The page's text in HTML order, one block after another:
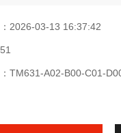
2026-03-13 16:37:42
TM631-A02-B00-C01-